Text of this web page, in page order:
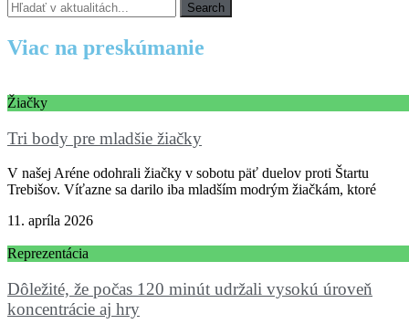
Search
Viac na preskúmanie
Žiačky
Tri body pre mladšie žiačky
V našej Aréne odohrali žiačky v sobotu päť duelov proti Štartu
Trebišov. Víťazne sa darilo iba mladším modrým žiačkám, ktoré
11. apríla 2026
Reprezentácia
Dôležité, že počas 120 minút udržali vysokú úroveň
koncentrácie aj hry